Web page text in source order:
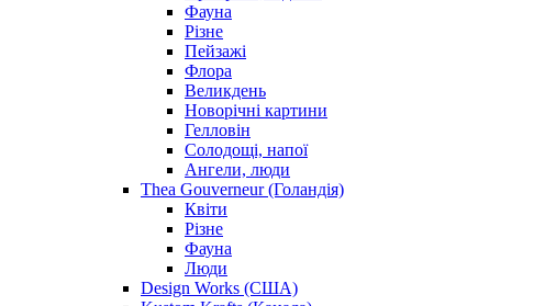
Фауна
Різне
Пейзажі
Флора
Великдень
Новорічні картини
Гелловін
Солодощі, напої
Ангели, люди
Thea Gouverneur (Голандія)
Квіти
Різне
Фауна
Люди
Design Works (США)